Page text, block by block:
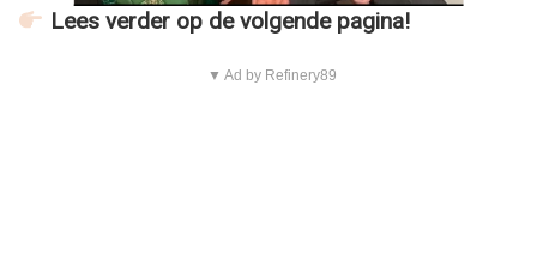
Lees verder op de volgende pagina!
▼ Ad by Refinery89